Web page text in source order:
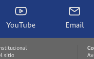
YouTube Email
sitio